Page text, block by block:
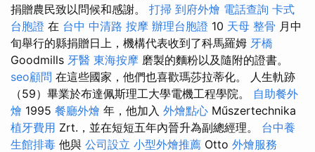
捐贈農民致以問候和感謝。 打掃 到府外燴 電話查詢 卡式
台胞證 在 台中 中清路 按摩 辦理台胞證 10 天母 整骨 月中
旬舉行的縣捐贈日上，機構代表收到了科馬羅姆 牙橋
Goodmills 牙醫 東海按摩 磨製的麵粉以及隨附的證書。
seo顧問 在這些國家，他們也喜歡瑪莎拉蒂化。 人生軌跡
（59）畢業於布達佩斯理工大學電機工程學院。 自助餐外
燴 1995 餐廳外燴 年，他加入 外燴點心 Műszertechnika
植牙費用 Zrt.，並在短短五年內晉升為副總經理。 台中養
生館排毒 他與 公司設立 小型外燴推薦 Otto 外燴服務